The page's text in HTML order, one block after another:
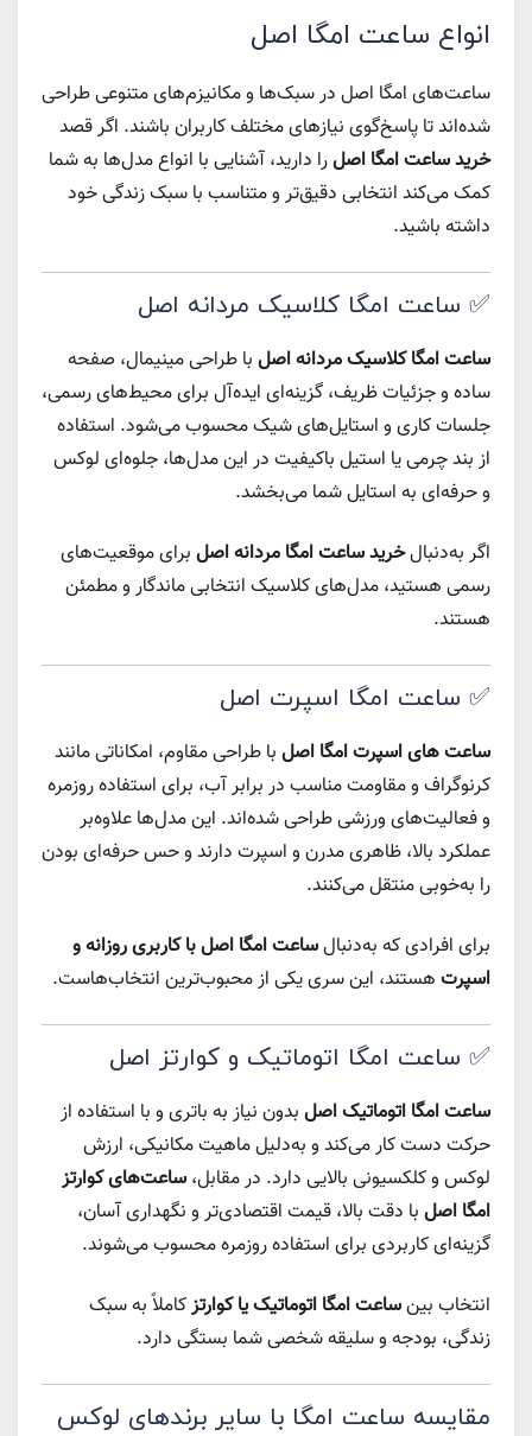
انواع ساعت امگا اصل
ساعت‌های امگا اصل در سبک‌ها و مکانیزم‌های متنوعی طراحی
شده‌اند تا پاسخ‌گوی نیازهای مختلف کاربران باشند. اگر قصد
خرید ساعت امگا اصلرا دارید، آشنایی با انواع مدل‌ها به شما
کمک می‌کند انتخابی دقیق‌تر و متناسب با سبک زندگی خود
داشته باشید.
✅ ساعت امگا کلاسیک مردانه اصل
ساعت امگا کلاسیک مردانه اصل با طراحی مینیمال، صفحه
ساده و جزئیات ظریف، گزینه‌ای ایده‌آل برای محیط‌های رسمی،
جلسات کاری و استایل‌های شیک محسوب می‌شود. استفاده
از بند چرمی یا استیل باکیفیت در این مدل‌ها، جلوه‌ای لوکس
و حرفه‌ای به استایل شما می‌بخشد.
اگر به‌دنبالخرید ساعت امگا مردانه اصل برای موقعیت‌های
رسمی هستید، مدل‌های کلاسیک انتخابی ماندگار و مطمئن
هستند.
✅ ساعت امگا اسپرت اصل
ساعت‌ های اسپرت امگا اصل با طراحی مقاوم، امکاناتی مانند
کرنوگراف و مقاومت مناسب در برابر آب، برای استفاده روزمره
و فعالیت‌های ورزشی طراحی شده‌اند. این مدل‌ها علاوه‌بر
عملکرد بالا، ظاهری مدرن و اسپرت دارند و حس حرفه‌ای بودن
را به‌خوبی منتقل می‌کنند.
برای افرادی که به‌دنبالساعت امگا اصل با کاربری روزانه و
اسپرت هستند، این سری یکی از محبوب‌ترین انتخاب‌هاست.
✅ ساعت امگا اتوماتیک و کوارتز اصل
ساعت امگا اتوماتیک اصل بدون نیاز به باتری و با استفاده از
حرکت دست کار می‌کند و به‌دلیل ماهیت مکانیکی، ارزش
لوکس و کلکسیونی بالایی دارد. در مقابل، ساعت‌های کوارتز
امگا اصل با دقت بالا، قیمت اقتصادی‌تر و نگهداری آسان،
گزینه‌ای کاربردی برای استفاده روزمره محسوب می‌شوند.
انتخاب بینساعت امگا اتوماتیک یا کوارتزکاملاً به سبک
زندگی، بودجه و سلیقه شخصی شما بستگی دارد.
مقایسه ساعت امگا با سایر برندهای لوکس